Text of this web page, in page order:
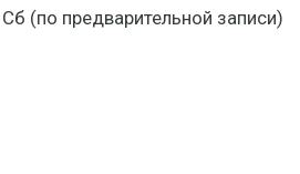
Сб (по предварительной записи)